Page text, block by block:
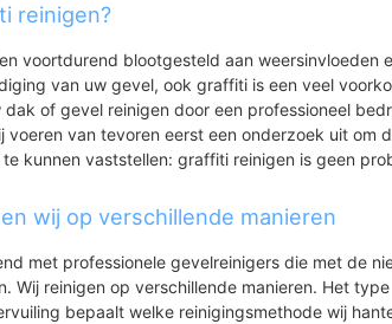
reinigen?
voortdurend blootgesteld aan weersinvloeden
van uw gevel, ook graffiti is een veel
of gevel reinigen door een professioneel
voeren van tevoren eerst een onderzoek uit om
kunnen vaststellen: graffiti reinigen is geen
wij op verschillende manieren
met professionele gevelreinigers die met de
Wij reinigen op verschillende manieren. Het type
bepaalt welke reinigingsmethode wij